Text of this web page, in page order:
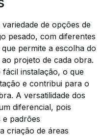
de opções de
pesado, com diferentes
permite a escolha do
projeto de cada obra.
fácil instalação, o que
e contribui para o
A versatilidade dos
diferencial, pois
e padrões
criação de áreas